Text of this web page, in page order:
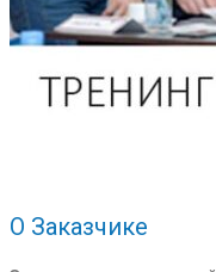
О Заказчике